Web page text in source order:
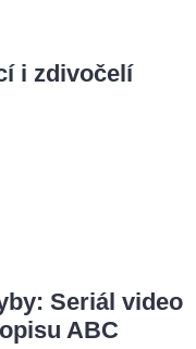
i zdivočelí
Seriál video
ABC